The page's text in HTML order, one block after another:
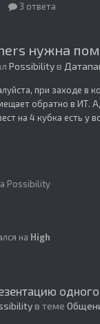
3 ответа
нужна
Possibilityв
при заходе в
обратно в ИТ.
на 4 кубка есть у
Possibility
на High
одного
в теме